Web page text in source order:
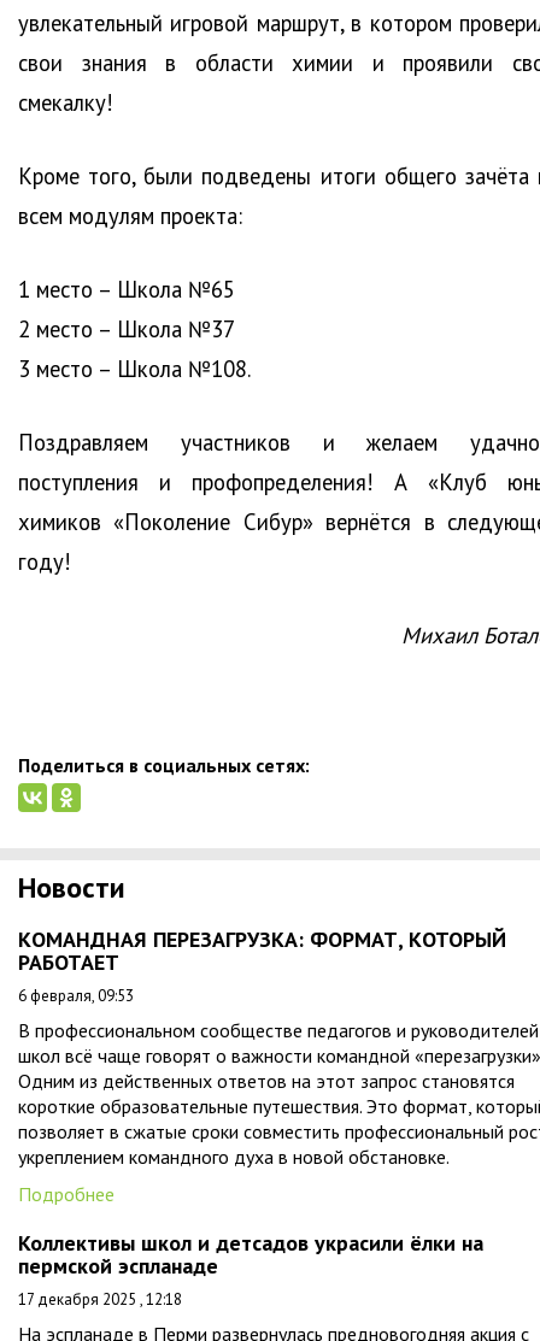
увлекательный игровой маршрут, в котором
свои знания в области химии и проявили
смекалку!
Кроме того, были подведены итоги общего зачёта
всем модулям проекта:
1 место – Школа №65
2 место – Школа №37
3 место – Школа №108.
Поздравляем участников и желаем
поступления и профопределения! А «Клуб
химиков «Поколение Сибур» вернётся в
году!
Михаил
Поделиться в социальных сетях:
Новости
КОМАНДНАЯ ПЕРЕЗАГРУЗКА: ФОРМАТ, КОТОРЫЙ
РАБОТАЕТ
6 февраля, 09:53
В профессиональном сообществе педагогов и руководителей
школ всё чаще говорят о важности командной
Одним из действенных ответов на этот запрос становятся
короткие образовательные путешествия. Это формат,
позволяет в сжатые сроки совместить профессиональный
укреплением командного духа в новой обстановке.
Подробнее
Коллективы школ и детсадов украсили ёлки на
пермской эспланаде
17 декабря 2025 , 12:18
На эспланаде в Перми развернулась предновогодняя акция с